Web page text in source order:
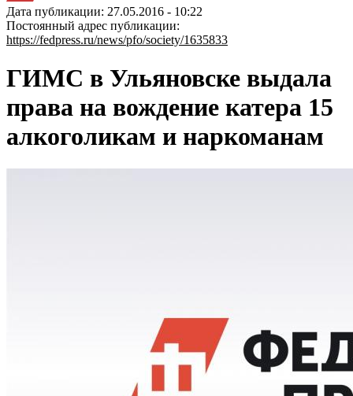
Дата публикации: 27.05.2016 - 10:22
Постоянный адрес публикации:
https://fedpress.ru/news/pfo/society/1635833
ГИМС в Ульяновске выдала
права на вождение катера 15
алкоголикам и наркоманам